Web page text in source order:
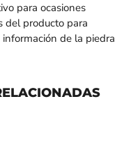
para ocasiones
del producto para
de la piedra